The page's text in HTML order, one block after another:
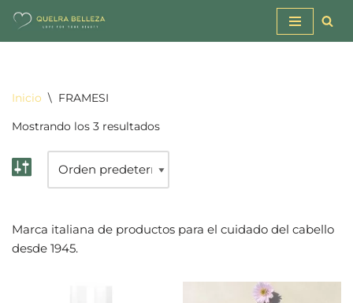
Saltar
Inicio \ FRAMESI
Mostrando los 3 resultados
Marca italiana de productos para el cuidado del cabello
desde 1945.